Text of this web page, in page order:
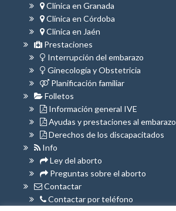
Clínica en Granada
Clínica en Córdoba
Clinica en Jaén
Prestaciones
Interrupción del embarazo
Ginecología y Obstetricia
Planificación familiar
Folletos
Información general IVE
Ayudas y prestaciones al embarazo
Derechos de los discapacitados
Info
Ley del aborto
Preguntas sobre el aborto
Contactar
Contactar por teléfono